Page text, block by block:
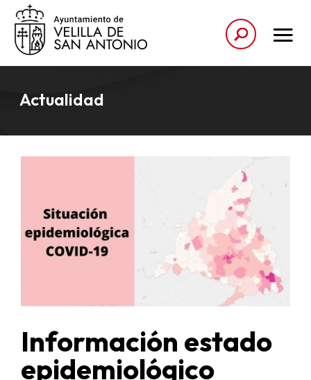
Actualidad
Información estado
epidemiológico